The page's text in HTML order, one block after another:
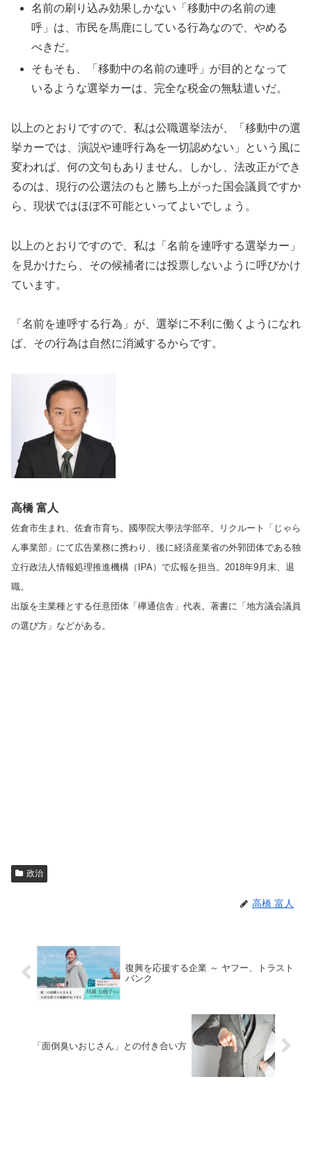
名前の刷り込み効果しかない「移動中の名前の連
呼」は、市民を馬鹿にしている行為なので、やめる
べきだ。
そもそも、「移動中の名前の連呼」が目的となって
いるような選挙カーは、完全な税金の無駄遣いだ。
以上のとおりですので、私は公職選挙法が、「移動中の選
挙カーでは、演説や連呼行為を一切認めない」という風に
変われば、何の文句もありません。しかし、法改正ができ
るのは、現行の公選法のもと勝ち上がった国会議員ですか
ら、現状ではほぼ不可能といってよいでしょう。
以上のとおりですので、私は「名前を連呼する選挙カー」
を見かけたら、その候補者には投票しないように呼びかけ
ています。
「名前を連呼する行為」が、選挙に不利に働くようになれ
ば、その行為は自然に消滅するからです。
高橋 富人
佐倉市生まれ、佐倉市育ち。國學院大學法学部卒。リクルート「じゃら
ん事業部」にて広告業務に携わり、後に経済産業省の外郭団体である独
立行政法人情報処理推進機構（IPA）で広報を担当。2018年9月末、退
職。
出版を主業種とする任意団体「欅通信舎」代表。著書に「地方議会議員
の選び方」などがある。
政治
高橋 富人
復興を応援する企業 ～ ヤフー、トラスト
バンク
「面倒臭いおじさん」との付き合い方